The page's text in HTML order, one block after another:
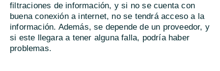
filtraciones de información, y si no se cuenta con
buena conexión a internet, no se tendrá acceso a la
información. Además, se depende de un proveedor, y
si este llegara a tener alguna falla, podría haber
problemas.